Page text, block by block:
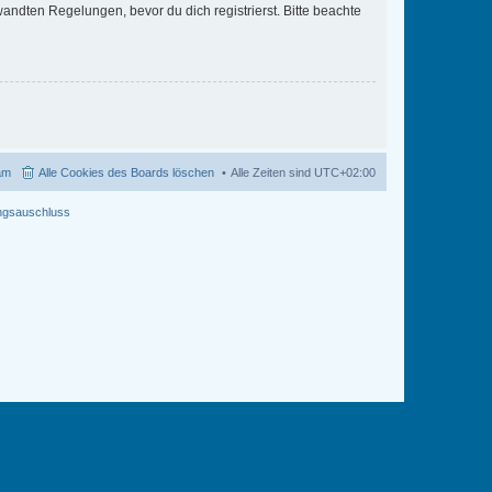
Regelungen, bevor du dich registrierst. Bitte beachte
Alle Zeiten sind UTC+02:00
Alle Cookies des Boards löschen